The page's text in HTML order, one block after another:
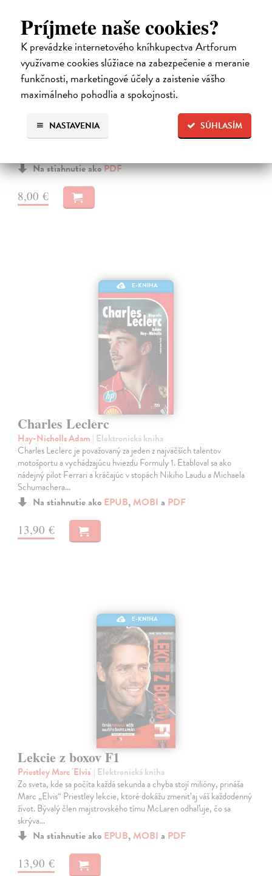
Príjmete naše cookies?
K prevádzke internetového kníhkupectva Artforum
využívame cookies slúžiace na zabezpečenie a meranie
funkčnosti, marketingové účely a zaistenie vášho
maximálneho pohodlia a spokojnosti.
SÚHLASÍM
NASTAVENIA
Aristeia promachón
Publikace se zaměřuje na vojenské hodnoty nejlepších řeckých
válečníků, jejich hrdinské skutky na bojišti i na kulturní a filosofické
Na stiahnutie akoPDF
8,00 €
E-KNIHA
Charles Leclerc
Hay-Nicholls Adam | Elektronická kniha
Charles Leclerc je považovaný za jeden z najväčších talentov
motošportu a vychádzajúcu hviezdu Formuly 1. Etabloval sa ako
nádejný pilot Ferrari a kráčajúc v stopách Nikiho Laudu a Michaela
Schumachera…
Na stiahnutie ako EPUB, MOBI a PDF
13,90 €
E-KNIHA
Lekcie z boxov F1
Priestley Marc 'Elvis' | Elektronická kniha
Zo sveta, kde sa počíta každá sekunda a chyba stojí milióny, prináša
Marc „Elvis“ Priestley lekcie, ktoré dokážu zmeniť aj váš každodenný
život. Bývalý člen majstrovského tímu McLaren odhaľuje, čo sa
skrýva…
Na stiahnutie ako EPUB, MOBI a PDF
13,90 €